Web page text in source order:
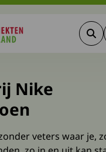
Nike
veters waar je,